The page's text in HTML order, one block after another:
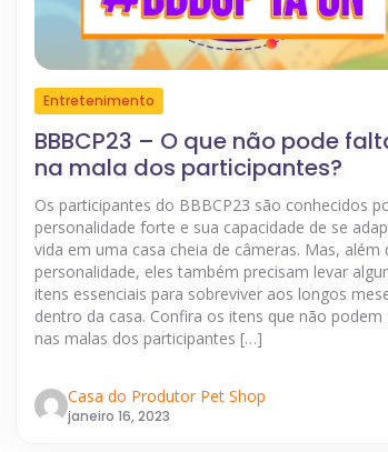
Entretenimento
BBBCP23 – O que não pode
na mala dos participantes?
Os participantes do BBBCP23 são conhecidos
personalidade forte e sua capacidade de se
vida em uma casa cheia de câmeras. Mas, além
personalidade, eles também precisam levar
itens essenciais para sobreviver aos longos
dentro da casa. Confira os itens que não
nas malas dos participantes […]
Casa do Produtor Pet Shop
janeiro 16, 2023